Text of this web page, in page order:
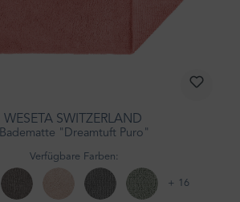
WESETA SWITZERLAND
Badematte "Dreamtuft Puro"
Verfügbare Farben:
+ 16